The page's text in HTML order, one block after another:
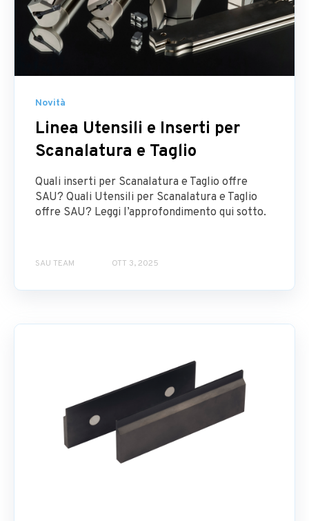
Novità
Linea Utensili e Inserti per
Scanalatura e Taglio
Quali inserti per Scanalatura e Taglio offre
SAU? Quali Utensili per Scanalatura e Taglio
offre SAU? Leggi l’approfondimento qui sotto.
SAU TEAM OTT 3, 2025